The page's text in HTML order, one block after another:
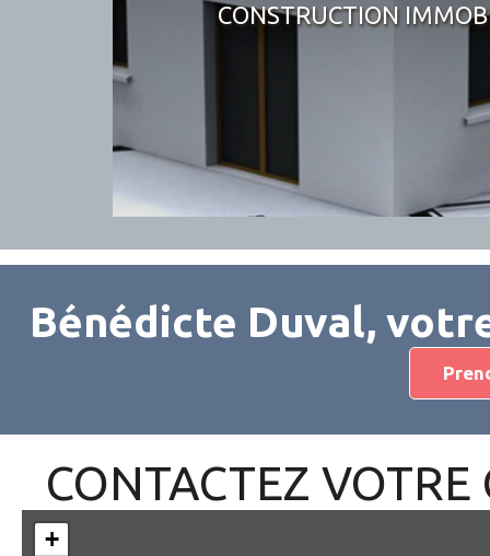
CONSTRUCTION
Bénédicte Duval,
CONTACTEZ
+